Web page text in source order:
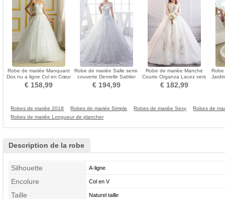
Robe de mariée Manquant
Dos nu a ligne Col en Cœur
Naturel taille
€ 158,99
Robe de mariée Salle semi-
couverte Dentelle Sablier
Mancheron
€ 194,99
Robe de mariée Manche
Courte Organza Lacez vers
le haut Tube droit
€ 182,99
Robes de mariée 2018 Robes de mariée Simple Robes de mariée Sexy
Robes de
Robes de mariée Longueur de plancher
Description de la robe
Silhouette A-ligne
Encolure Col en V
Taille Naturel taille